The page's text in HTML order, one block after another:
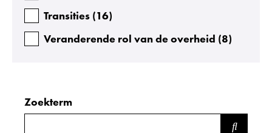
Transities (16)
Veranderende rol van de overheid (8)
Zoeken
Zoekterm